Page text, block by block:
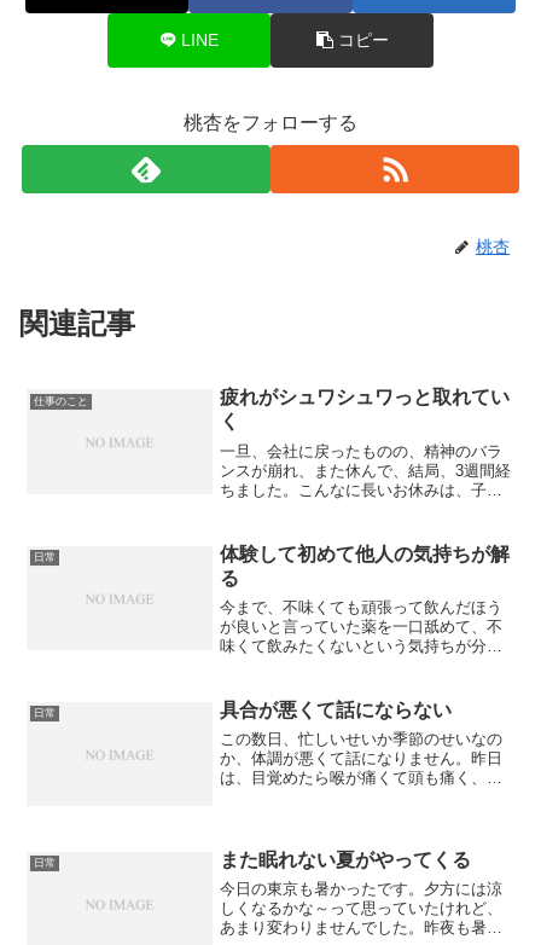
LINE コピー
桃杏をフォローする
桃杏
関連記事
仕事のこと
疲れがシュワシュワっと取れてい
く
一旦、会社に戻ったものの、精神のバラ
ンスが崩れ、また休んで、結局、3週間経
ちました。こんなに長いお休みは、子宮
のある時。完全フリーで、今日は何をし
て過ごそうかな？なんて...
日常
体験して初めて他人の気持ちが解
る
今まで、不味くても頑張って飲んだほう
が良いと言っていた薬を一口舐めて、不
味くて飲みたくないという気持ちが分か
日常 具合が悪くて話にならない
この数日、忙しいせいか季節のせいなの
か、体調が悪くて話になりません。昨日
は、目覚めたら喉が痛くて頭も痛く、外
くらい寝たんじゃないでし...
日常 また眠れない夏がやってくる
今日の東京も暑かったです。夕方には涼
しくなるかな～って思っていたけれど、
あまり変わりませんでした。昨夜も暑く